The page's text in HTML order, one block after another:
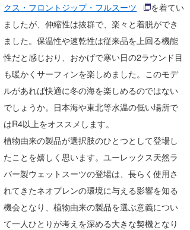
クス・フロントジップ・フルスーツ
を着てい
ましたが、伸縮性は抜群で、楽々と着脱ができ
ました。保温性や速乾性は従来品を上回る機能
性だと感じおり、おかげで寒い日の2ラウンド目
も暖かくサーフィンを楽しめました。このモデ
ルがあれば快適に冬の海を楽しめるのではない
でしょうか。日本海や東北等水温の低い場所で
はR4以上をオススメします。
植物由来の製品が選択肢のひとつとして登場し
たことを嬉しく思います。ユーレックス天然ラ
バー製ウェットスーツの登場は、長らく使用さ
れてきたネオプレンの環境に与える影響を知る
機会となり、植物由来の製品を選ぶ意義につい
て一人ひとりが考えを深める大きな契機となり